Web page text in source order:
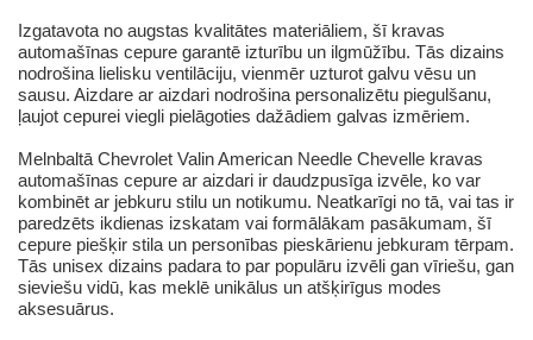
Izgatavota no augstas kvalitātes materiāliem, šī kravas
automašīnas cepure garantē izturību un ilgmūžību. Tās dizains
nodrošina lielisku ventilāciju, vienmēr uzturot galvu vēsu un
sausu. Aizdare ar aizdari nodrošina personalizētu piegulšanu,
ļaujot cepurei viegli pielāgoties dažādiem galvas izmēriem.
Melnbaltā Chevrolet Valin American Needle Chevelle kravas
automašīnas cepure ar aizdari ir daudzpusīga izvēle, ko var
kombinēt ar jebkuru stilu un notikumu. Neatkarīgi no tā, vai tas ir
paredzēts ikdienas izskatam vai formālākam pasākumam, šī
cepure piešķir stila un personības pieskārienu jebkuram tērpam.
Tās unisex dizains padara to par populāru izvēli gan vīriešu, gan
sieviešu vidū, kas meklē unikālus un atšķirīgus modes
aksesuārus.